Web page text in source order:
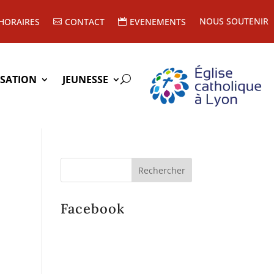
CONTACT EVENEMENTS NOUS SOUTENIR
JEUNESSE
Facebook